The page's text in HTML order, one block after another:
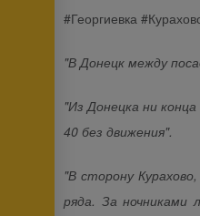
#Георгиевка
"В Донецк между
"Из Донецка ни
40 без движения".
"В сторону
ряда. За ночниками